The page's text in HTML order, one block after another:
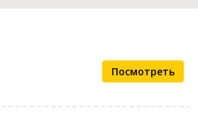
Посмотреть